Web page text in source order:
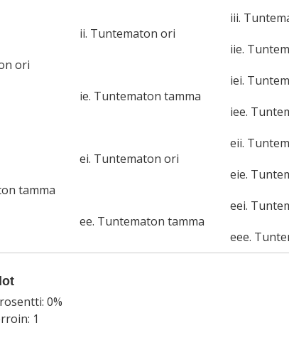
ori
ii. Tuntematon ori
iii.
iie.
ie. Tuntematon tamma
iei.
iee.
tamma
ei. Tuntematon ori
eii.
eie.
ee. Tuntematon tamma
eei.
eee.
0%
1